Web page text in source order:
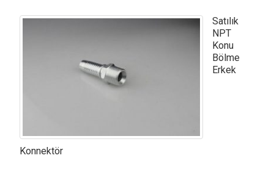
Satılık
NPT
Konu
Bölme
Erkek
Konnektör